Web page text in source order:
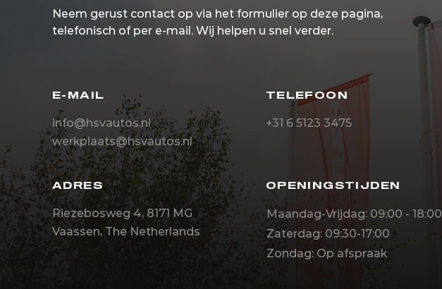
Neem gerust contact op via het formulier op deze pagina,
telefonisch of per e-mail. Wij helpen u snel verder.
E-MAIL
info@hsvautos.nl
werkplaats@hsvautos.nl
TELEFOON
+31 6 5123 3475
ADRES
Riezebosweg 4, 8171 MG
Vaassen, The Netherlands
OPENINGSTIJDEN
Maandag-Vrijdag: 09:00 - 18:00
Zaterdag: 09:30-17:00
Zondag: Op afspraak